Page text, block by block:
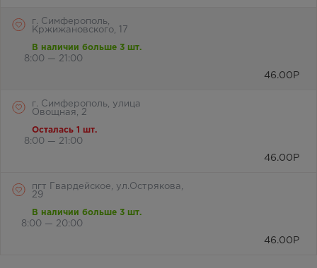
г. Симферополь,
Кржижановского, 17
В наличии больше 3 шт.
8:00 — 21:00
46.00 Р
г. Симферополь, улица
Овощная, 2
Осталась 1 шт.
8:00 — 21:00
46.00 Р
пгт Гвардейское, ул.Острякова,
29
В наличии больше 3 шт.
8:00 — 20:00
46.00 Р